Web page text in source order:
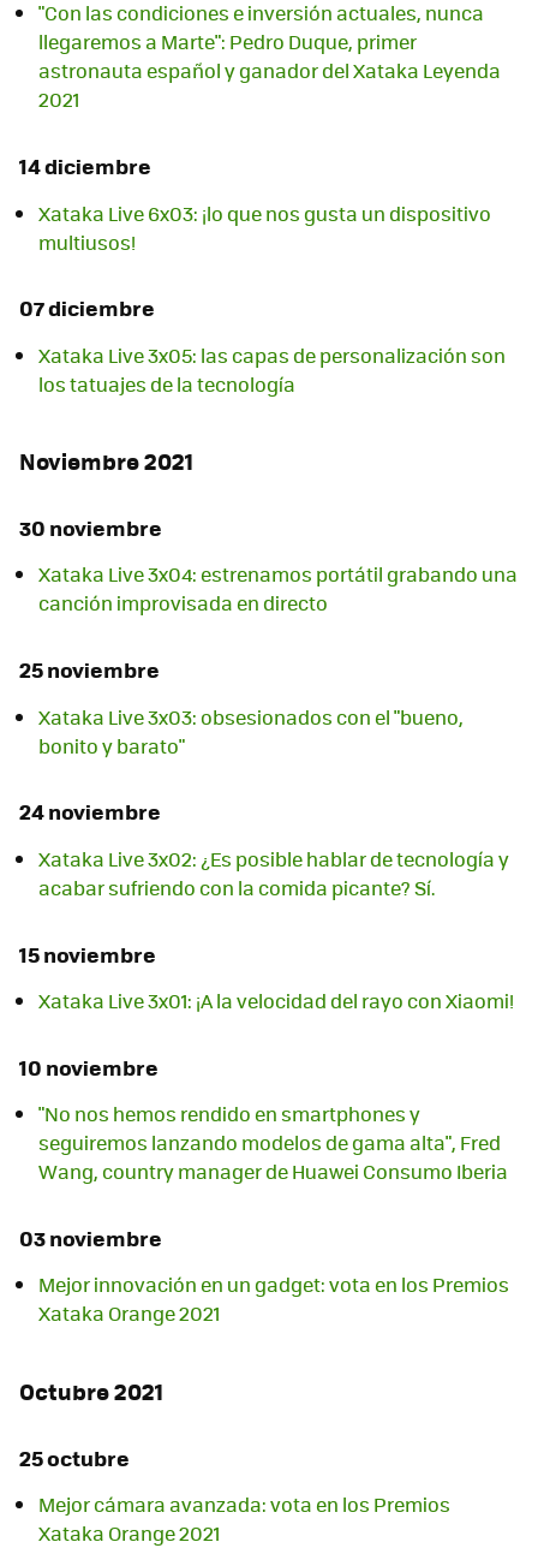
"Con las condiciones e inversión actuales, nunca
llegaremos a Marte": Pedro Duque, primer
astronauta español y ganador del Xataka Leyenda
2021
14 diciembre
Xataka Live 6x03: ¡lo que nos gusta un dispositivo
multiusos!
07 diciembre
Xataka Live 3x05: las capas de personalización son
los tatuajes de la tecnología
Noviembre 2021
30 noviembre
Xataka Live 3x04: estrenamos portátil grabando una
canción improvisada en directo
25 noviembre
Xataka Live 3x03: obsesionados con el "bueno,
bonito y barato"
24 noviembre
Xataka Live 3x02: ¿Es posible hablar de tecnología y
acabar sufriendo con la comida picante? Sí.
15 noviembre
Xataka Live 3x01: ¡A la velocidad del rayo con Xiaomi!
10 noviembre
"No nos hemos rendido en smartphones y
seguiremos lanzando modelos de gama alta", Fred
Wang, country manager de Huawei Consumo Iberia
03 noviembre
Mejor innovación en un gadget: vota en los Premios
Xataka Orange 2021
Octubre 2021
25 octubre
Mejor cámara avanzada: vota en los Premios
Xataka Orange 2021